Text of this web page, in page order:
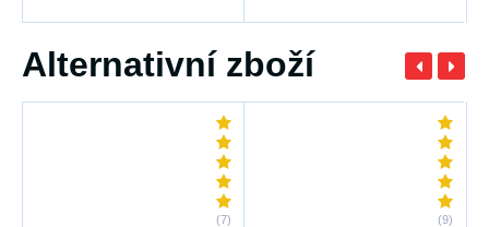
Alternativní zboží
(7) (9)